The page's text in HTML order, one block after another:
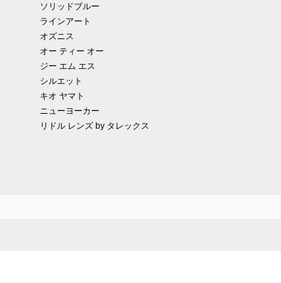
ソリッドブルー
ラインアート
オズニス
オー ティー オー
ジー エム エス
シルエット
キオ ヤマト
ニューヨーカー
リドル レンズ by タレックス